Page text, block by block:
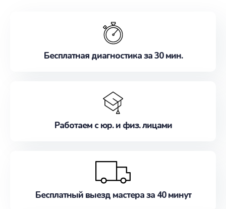
Бесплатная диагностика за 30 мин.
Работаем с юр. и физ. лицами
Бесплатный выезд мастера за 40 минут